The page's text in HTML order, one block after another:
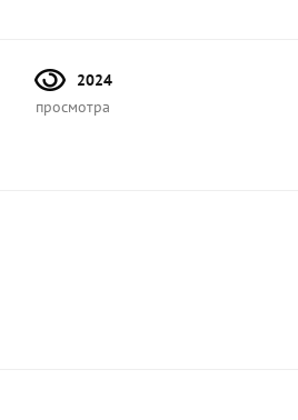
2024
просмотра